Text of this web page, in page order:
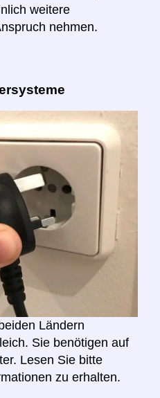
weitere
nehmen.
Ländern
Sie benötigen auf
Lesen Sie bitte
zu erhalten.